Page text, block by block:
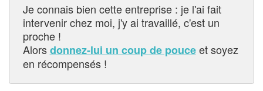
Je connais bien cette entreprise : je l'ai fait
intervenir chez moi, j'y ai travaillé, c'est un
proche !
Alorsdonnez-lui un coup de pouceet soyez
en récompensés !